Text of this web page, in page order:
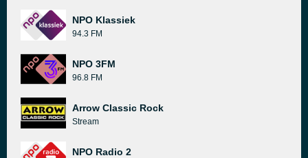
NPO Klassiek
94.3 FM
NPO 3FM
96.8 FM
Arrow Classic Rock
Stream
NPO Radio 2